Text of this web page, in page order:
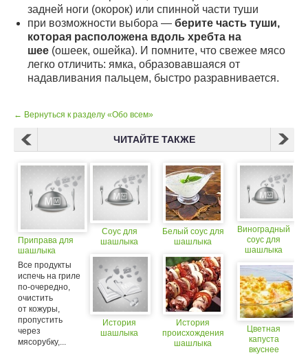
задней ноги (окорок) или спинной части туши
при возможности выбора — берите часть туши,
которая расположена вдоль хребта на
шее (ошеек, ошейка). И помните, что свежее мясо
легко отличить: ямка, образовавшаяся от
надавливания пальцем, быстро разравнивается.
← Вернуться к разделу «Обо всем»
ЧИТАЙТЕ ТАКЖЕ
Приправа для
шашлыка
Все продукты
испечь на гриле
по-очередно,
очистить
от кожуры,
пропустить
через
мясорубку,...
Соус для
шашлыка
История
шашлыка
Белый соус для
шашлыка
История
происхождения
шашлыка
Виноградный
соус для
шашлыка
Цветная
капуста
вкуснее